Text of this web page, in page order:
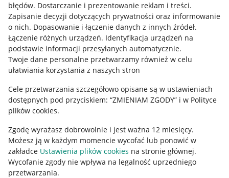
błędów. Dostarczanie i prezentowanie reklam i treści.
Zapisanie decyzji dotyczących prywatności oraz informowanie
o nich. Dopasowanie i łączenie danych z innych źródeł.
Łączenie różnych urządzeń. Identyfikacja urządzeń na
podstawie informacji przesyłanych automatycznie.
Twoje dane personalne przetwarzamy również w celu
ułatwiania korzystania z naszych stron
Cele przetwarzania szczegółowo opisane są w ustawieniach
dostępnych pod przyciskiem: “ZMIENIAM ZGODY” i w Polityce
plików cookies.
Zgodę wyrażasz dobrowolnie i jest ważna 12 miesięcy.
Możesz ją w każdym momencie wycofać lub ponowić w
zakładce Ustawienia plików cookies na stronie głównej.
Wycofanie zgody nie wpływa na legalność uprzedniego
przetwarzania.
Informacje prawne
Regulamin
Polityka plików "cookies"
Ustawienia plików "cookies"
Udostępnianie lokalizacji
Informacje dla Aktu o Usługach Cyfrowych
Pobierz aplikację